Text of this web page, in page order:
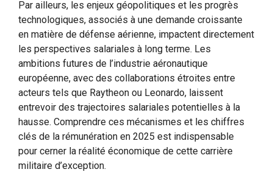
Par ailleurs, les enjeux géopolitiques et les progrès
technologiques, associés à une demande croissante
en matière de défense aérienne, impactent directement
les perspectives salariales à long terme. Les
ambitions futures de l’industrie aéronautique
européenne, avec des collaborations étroites entre
acteurs tels que Raytheon ou Leonardo, laissent
entrevoir des trajectoires salariales potentielles à la
hausse. Comprendre ces mécanismes et les chiffres
clés de la rémunération en 2025 est indispensable
pour cerner la réalité économique de cette carrière
militaire d’exception.